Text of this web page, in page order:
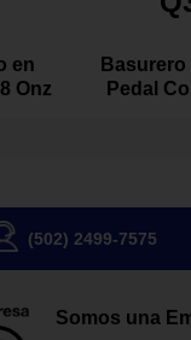
en
Onz
Basurero
Pedal
(502) 2499-7575
Somos una